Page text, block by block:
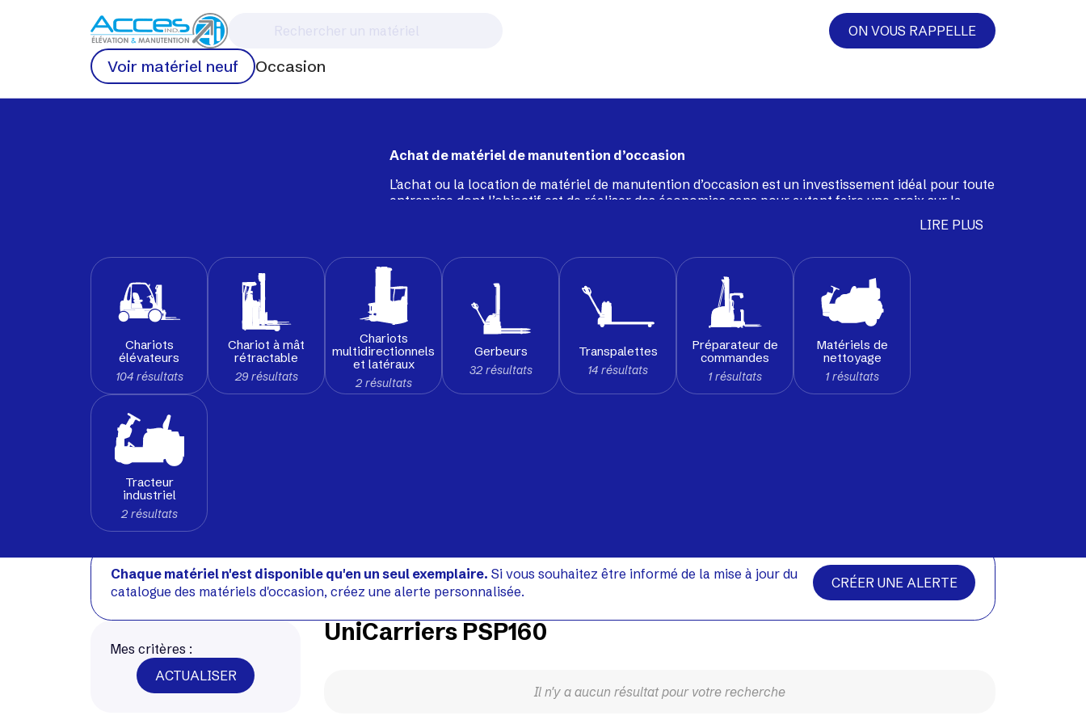
ON VOUS RAPPELLE
Voir matériel neuf Occasion
Achat de matériel de manutention d’occasion
L’achat ou la location de matériel de manutention d’occasion est un investissement idéal pour toute
entreprise dont l’objectif est de réaliser des économies sans pour autant faire une croix sur la
performance. Notre service dédié au matériel d’occasion sélectionne pour vous une large gamme
, chariots à mât rétractable, transpalettes, tracteurs de remorquage
une seconde vie durable et fiable au sein de vos entrepôts et usines.
LIRE PLUS
Chariots
élévateurs
104 résultats
Chariot à mât
rétractable
29 résultats
Chariots
multidirectionnels
et latéraux
2 résultats
Gerbeurs
32 résultats
Transpalettes
14 résultats
Préparateur de
commandes
1 résultats
Matériels de
nettoyage
1 résultats
Tracteur
industriel
2 résultats
Chaque matériel n'est disponible qu'en un seul exemplaire. Si vous souhaitez être informé de la mise à jour du
catalogue des matériels d'occasion, créez une alerte personnalisée.
CRÉER UNE ALERTE
Mes critères :
ACTUALISER
UniCarriers PSP160
Il n'y a aucun résultat pour votre recherche